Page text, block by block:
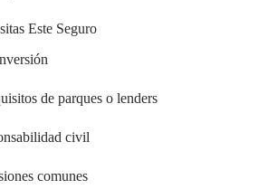
Este Seguro
de parques o lenders
civil
comunes